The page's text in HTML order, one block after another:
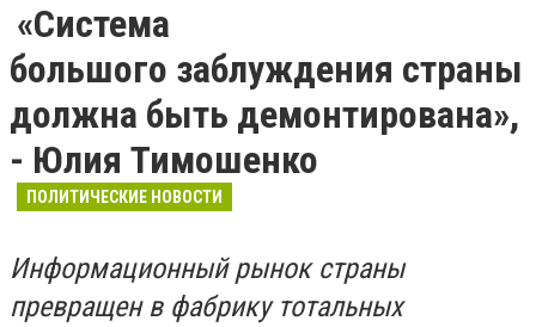
«Система
большого заблуждения страны
должна быть демонтирована»,
- Юлия Тимошенко
ПОЛИТИЧЕСКИЕ НОВОСТИ
Информационный рынок страны
превращен в фабрику тотальных